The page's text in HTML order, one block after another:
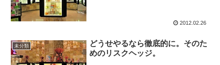
2012.02.26
未分類
どうせやるなら徹底的に。そのた
めのリスクヘッジ。